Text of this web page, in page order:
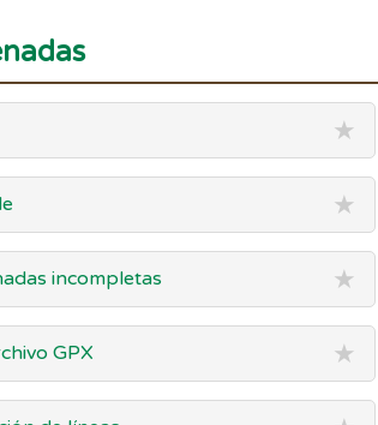
★
★
★
incompletas
★
GPX